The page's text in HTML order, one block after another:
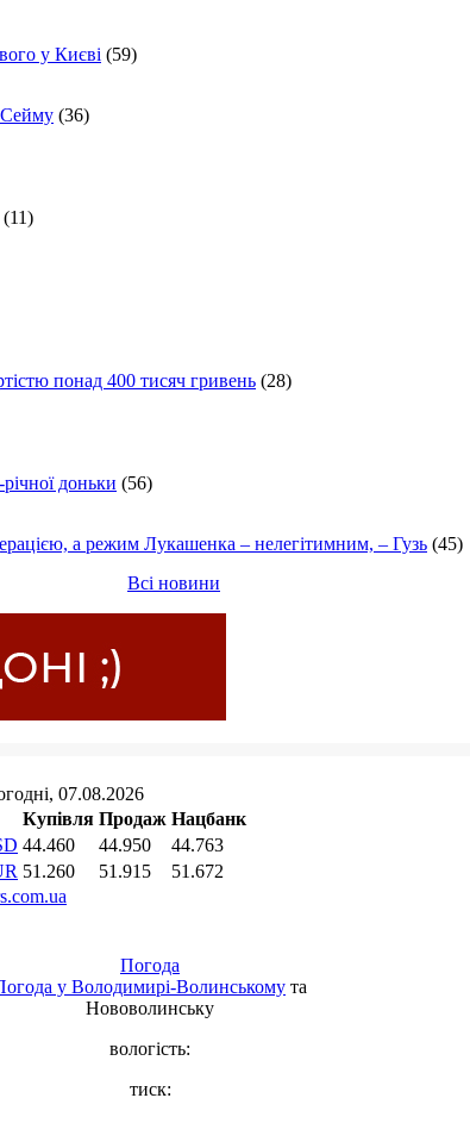
у Києві (59)
Сейму (36)
(11)
понад 400 тисяч гривень (28)
доньки (56)
а режим Лукашенка – нелегітимним, – Гузь (45)
Всі новини
Погода
у Володимирі-Волинському та
Нововолинську
вологість:
тиск: